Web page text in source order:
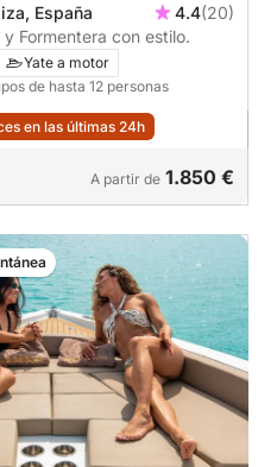
España 4.4(20)
Formentera con estilo.
Yate a motor
de hasta 12 personas
en las últimas 24h
A partir de 1.850 €